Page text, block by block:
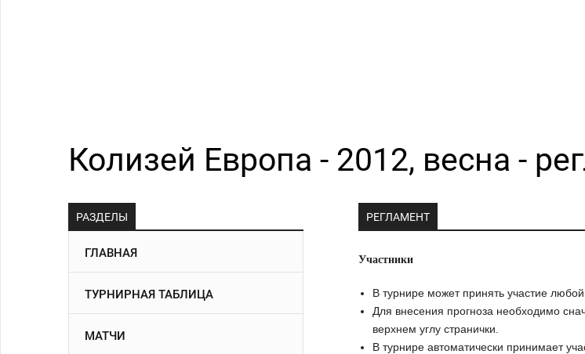
Колизей Европа - 2012, весна -
РАЗДЕЛЫ
ГЛАВНАЯ
ТУРНИРНАЯ ТАБЛИЦА
МАТЧИ
РЕГЛАМЕНТ
Участники
В турнире может принять участие
Для внесения прогноза необходимо
верхнем углу странички.
В турнире автоматически принимает